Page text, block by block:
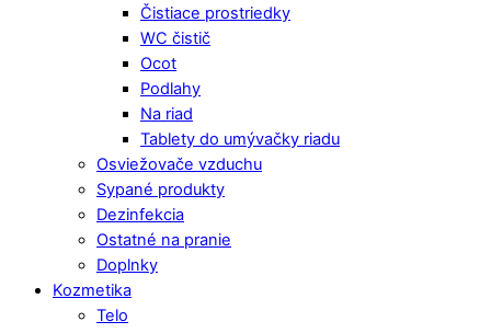
Čistiace prostriedky
WC čistič
Ocot
Podlahy
Na riad
Tablety do umývačky riadu
Osviežovače vzduchu
Sypané produkty
Dezinfekcia
Ostatné na pranie
Doplnky
Kozmetika
Telo